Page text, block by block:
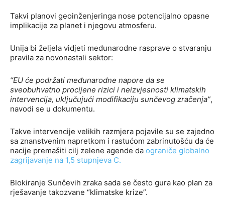
Takvi planovi geoinženjeringa nose potencijalno opasne
implikacije za planet i njegovu atmosferu.
Unija bi željela vidjeti međunarodne rasprave o stvaranju
pravila za novonastali sektor:
“EU će podržati međunarodne napore da se
sveobuhvatno procijene rizici i neizvjesnosti klimatskih
intervencija, uključujući modifikaciju sunčevog zračenja”,
navodi se u dokumentu.
Takve intervencije velikih razmjera pojavile su se zajedno
sa znanstvenim napretkom i rastućom zabrinutošću da će
nacije premašiti cilj zelene agende da ograniče globalno
zagrijavanje na 1,5 stupnjeva C.
Blokiranje Sunčevih zraka sada se često gura kao plan za
rješavanje takozvane “klimatske krize”.